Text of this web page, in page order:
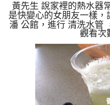
洗
黃先生 說家裡的熱水器
是快變心的女朋友一樣
潘 公館，進行 清洗水管
本公司架起 高周波水管
路裡面，等了約15分，
波 模式，一下就洗出黃
出墨綠色的髒水，黃先
圖片，一個多小時後，
了!! 如是自來水，如水管
積，洗出來的水就會是
管壁上
觀看次